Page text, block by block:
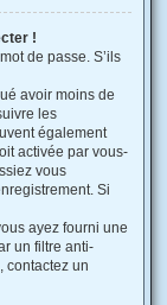
!
de passe. S’ils
avoir moins de
les
également
activée par vous-
vous
Si
ayez fourni une
un filtre anti-
contactez un